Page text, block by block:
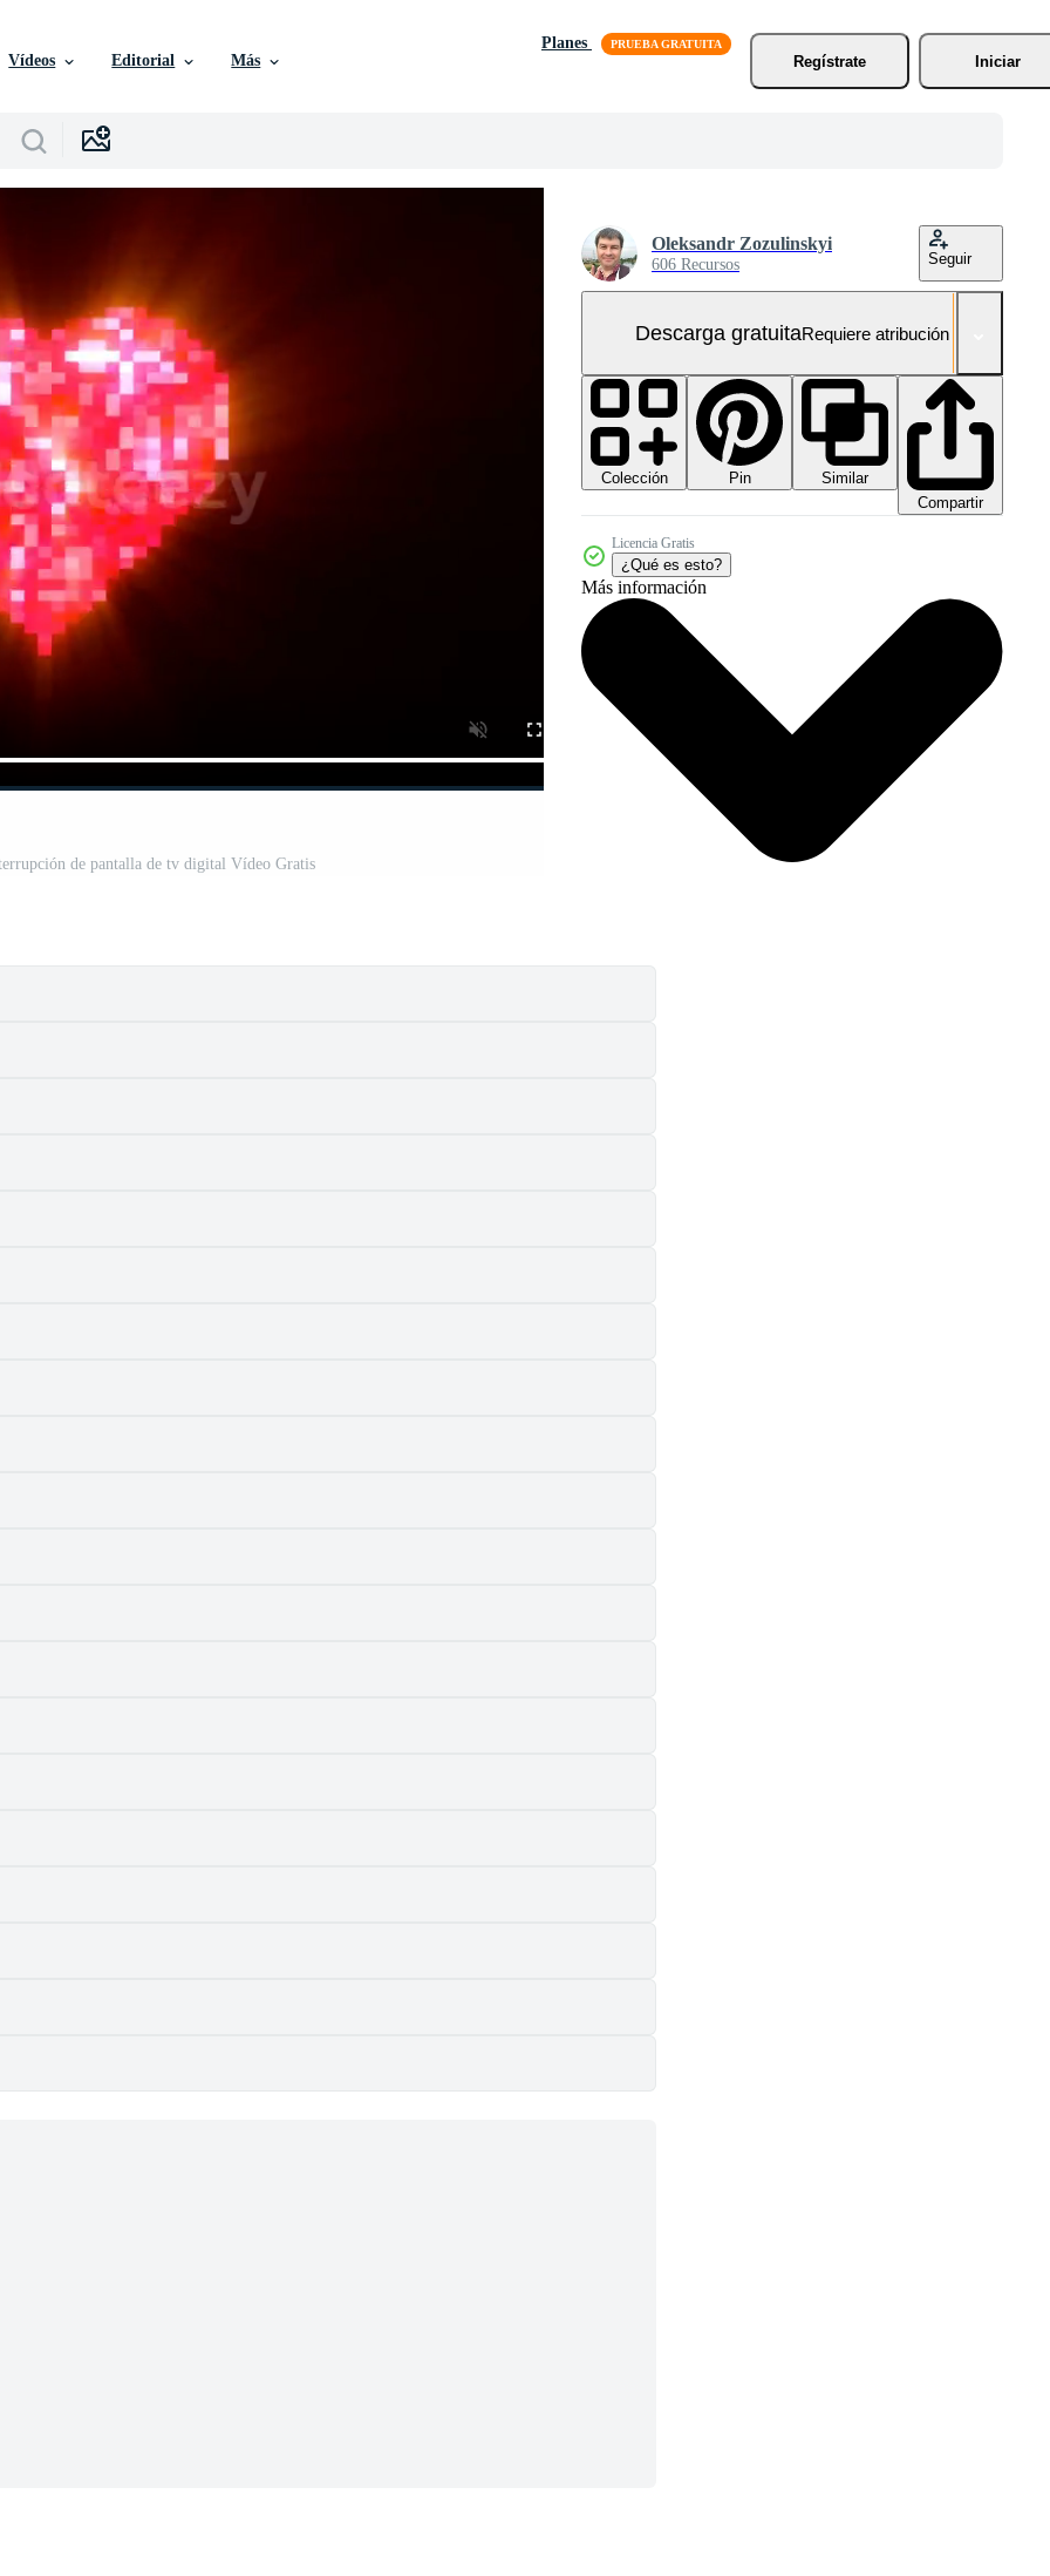
Vídeos Editorial Más
Planes
Regístrate
Iniciar
de pantalla de tv digital Vídeo Gratis
Oleksandr Zozulinskyi
606 Recursos Seguir
Descarga gratuitaRequiere atribución
Colección Pin
Similar
Compartir
Licencia Gratis
¿Qué es esto?
Más información